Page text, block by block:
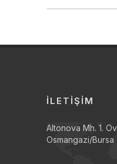
İLETIŞIM
Altonova Mh. 1.
Osmangazi/Bursa